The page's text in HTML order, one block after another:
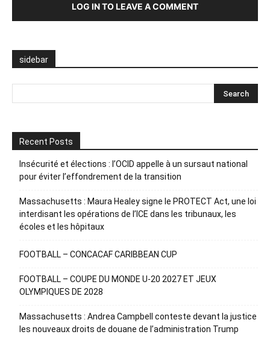
LOG IN TO LEAVE A COMMENT
sidebar
Recent Posts
Insécurité et élections : l’OCID appelle à un sursaut national
pour éviter l’effondrement de la transition
Massachusetts : Maura Healey signe le PROTECT Act, une loi
interdisant les opérations de l’ICE dans les tribunaux, les
écoles et les hôpitaux
FOOTBALL – CONCACAF CARIBBEAN CUP
FOOTBALL – COUPE DU MONDE U-20 2027 ET JEUX
OLYMPIQUES DE 2028
Massachusetts : Andrea Campbell conteste devant la justice
les nouveaux droits de douane de l’administration Trump